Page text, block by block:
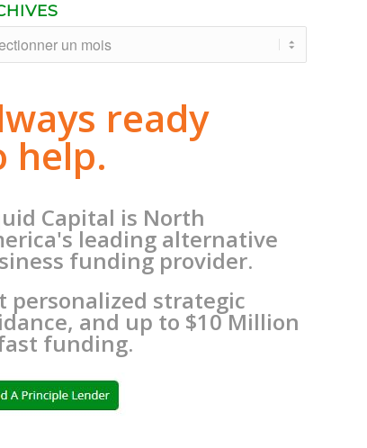
ready
help.
Capital is North
leading alternative
funding provider.
personalized strategic
and up to $10 Million
funding.